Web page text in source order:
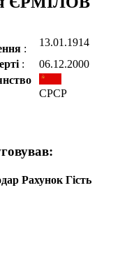
:
13.01.1914
:
06.12.2000
СРСР
Рахунок Гість